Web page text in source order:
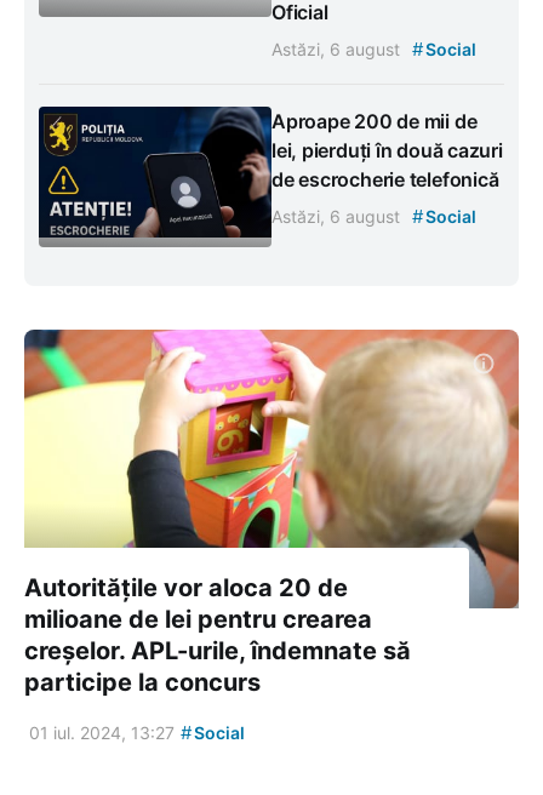
Oficial
Astăzi, 6 august #Social
Aproape 200 de mii de
lei, pierduți în două cazuri
de escrocherie telefonică
Astăzi, 6 august #Social
Autoritățile vor aloca 20 de
milioane de lei pentru crearea
creșelor. APL-urile, îndemnate să
participe la concurs
01 iul. 2024, 13:27 #Social